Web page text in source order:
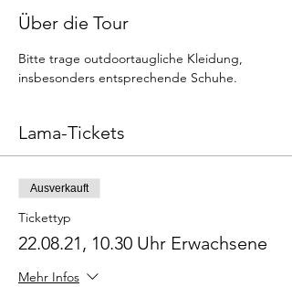
Über die Tour
Bitte trage outdoortaugliche Kleidung,
insbesonders entsprechende Schuhe.
Lama-Tickets
Ausverkauft
Tickettyp
22.08.21, 10.30 Uhr Erwachsene
Mehr Infos